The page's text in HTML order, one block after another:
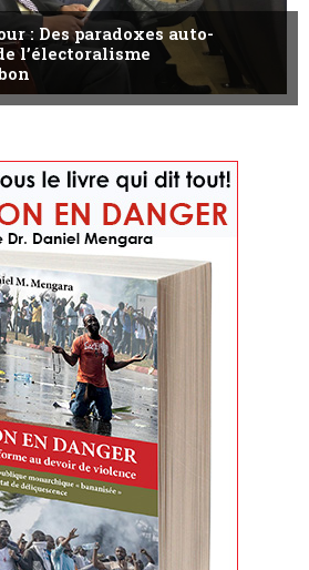
: Des paradoxes auto-
l’électoralisme